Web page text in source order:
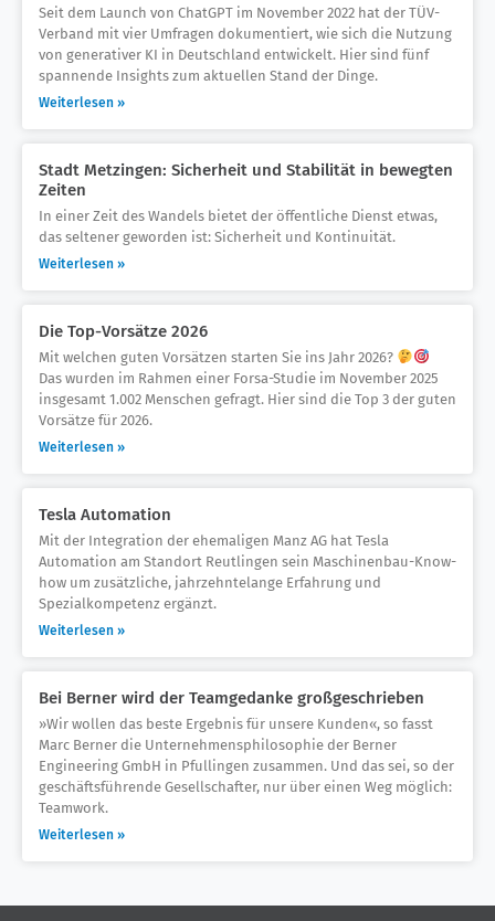
Seit dem Launch von ChatGPT im November 2022 hat der TÜV-
Verband mit vier Umfragen dokumentiert, wie sich die Nutzung
von generativer KI in Deutschland entwickelt. Hier sind fünf
spannende Insights zum aktuellen Stand der Dinge.
Weiterlesen »
Stadt Metzingen: Sicherheit und Stabilität in bewegten
Zeiten
In einer Zeit des Wandels bietet der öffentliche Dienst etwas,
das seltener geworden ist: Sicherheit und Kontinuität.
Weiterlesen »
Die Top-Vorsätze 2026
Mit welchen guten Vorsätzen starten Sie ins Jahr 2026?
Das wurden im Rahmen einer Forsa-Studie im November 2025
insgesamt 1.002 Menschen gefragt. Hier sind die Top 3 der guten
Vorsätze für 2026.
Weiterlesen »
Tesla Automation
Mit der Integration der ehemaligen Manz AG hat Tesla
Automation am Standort Reutlingen sein Maschinenbau-Know-
how um zusätzliche, jahrzehntelange Erfahrung und
Spezialkompetenz ergänzt.
Weiterlesen »
Bei Berner wird der Teamgedanke großgeschrieben
»Wir wollen das beste Ergebnis für unsere Kunden«, so fasst
Marc Berner die Unternehmensphilosophie der Berner
Engineering GmbH in Pfullingen zusammen. Und das sei, so der
geschäftsführende Gesellschafter, nur über einen Weg möglich:
Teamwork.
Weiterlesen »